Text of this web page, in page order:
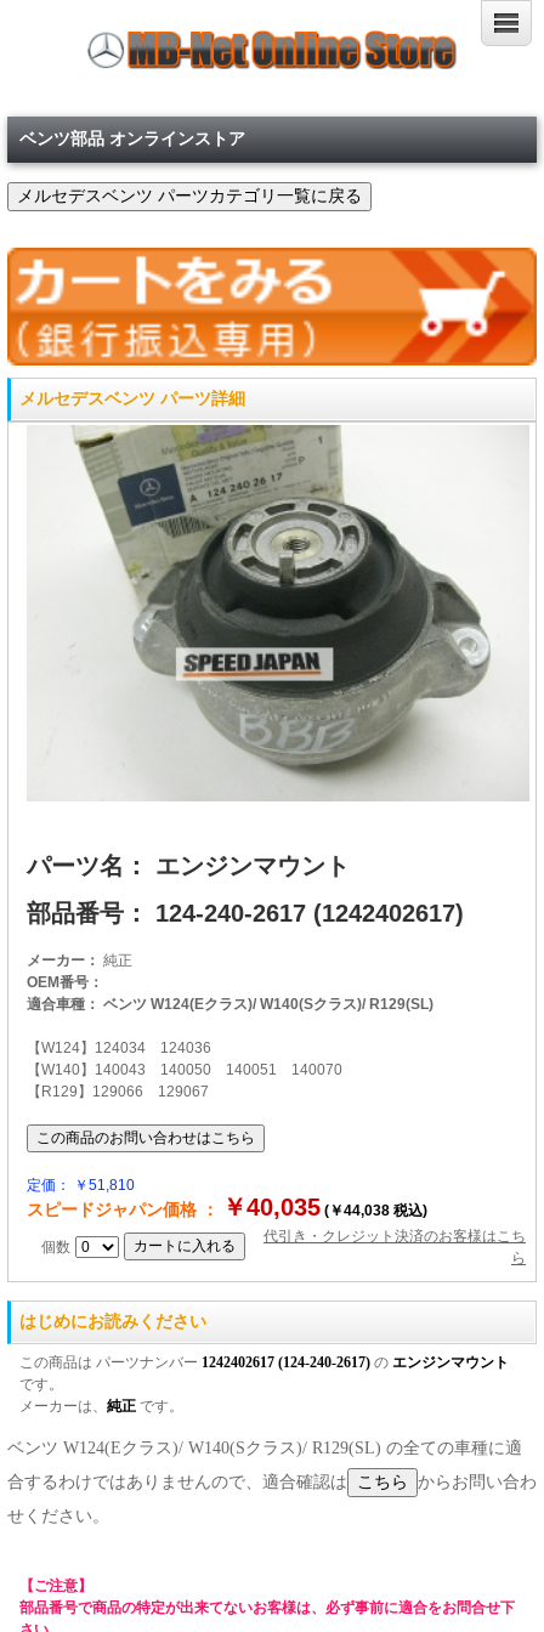
ベンツ部品 オンラインストア
メルセデスベンツ パーツ詳細
パーツ名： エンジンマウント
部品番号： 124-240-2617 (1242402617)
メーカー： 純正
OEM番号：
適合車種： ベンツ W124(Eクラス)/ W140(Sクラス)/ R129(SL)
【W124】124034 124036
【W140】140043 140050 140051 140070
【R129】129066 129067
定価： ￥51,810
スピードジャパン価格 ： ￥40,035 (￥44,038 税込)
個数
代引き・クレジット決済のお客様はこち
ら
はじめにお読みください
この商品は パーツナンバー 1242402617 (124-240-2617) の エンジンマウント
です。
メーカーは、 純正 です。
ベンツ W124(Eクラス)/ W140(Sクラス)/ R129(SL) の全ての車種に適
合するわけではありませんので、適合確認は
からお問い合わ
せください。
【ご注意】
部品番号で商品の特定が出来てないお客様は、必ず事前に適合をお問合せ下